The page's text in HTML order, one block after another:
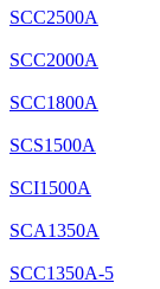
SCC2500A
SCC2000A
SCC1800A
SCS1500A
SCI1500A
SCA1350A
SCC1350A-5